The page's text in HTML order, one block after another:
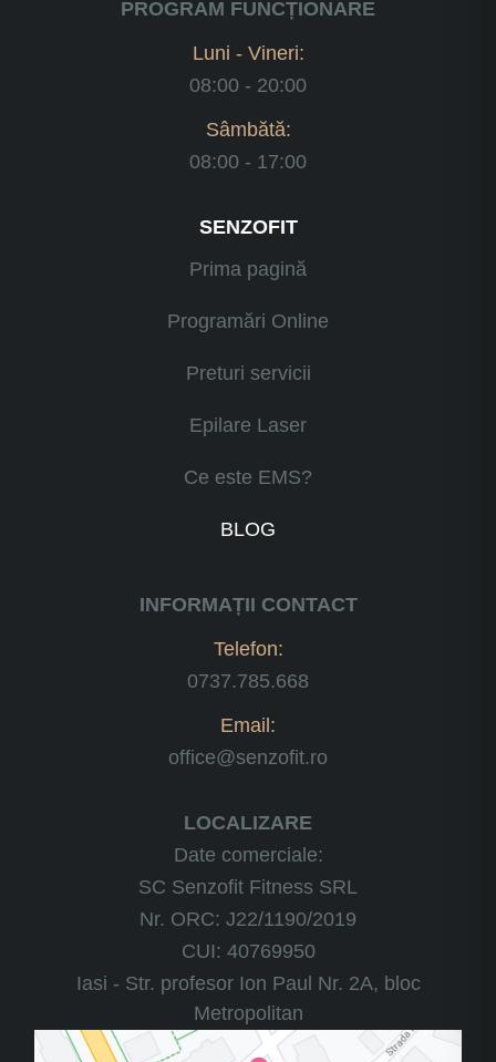
PROGRAM FUNCȚIONARE
Luni - Vineri:
08:00 - 20:00
Sâmbătă:
08:00 - 17:00
SENZOFIT
Prima pagină
Programări Online
Preturi servicii
Epilare Laser
Ce este EMS?
BLOG
INFORMAȚII CONTACT
Telefon:
0737.785.668
Email:
office@senzofit.ro
LOCALIZARE
Date comerciale:
SC Senzofit Fitness SRL
Nr. ORC: J22/1190/2019
CUI: 40769950
Iasi - Str. profesor Ion Paul Nr. 2A, bloc
Metropolitan